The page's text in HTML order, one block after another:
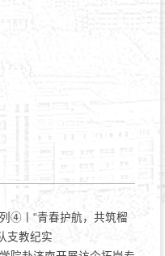
列④丨“青春护航，共筑榴
支教纪实